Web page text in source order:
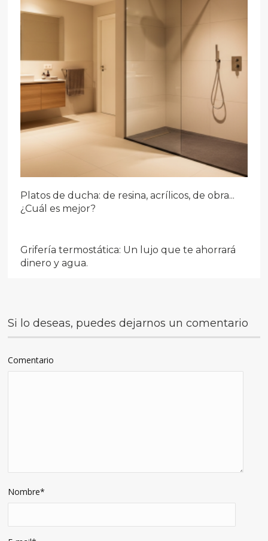
Platos de ducha: de resina, acrílicos, de obra...
¿Cuál es mejor?
Grifería termostática: Un lujo que te ahorrará
dinero y agua.
Si lo deseas, puedes dejarnos un comentario
Comentario
Nombre*